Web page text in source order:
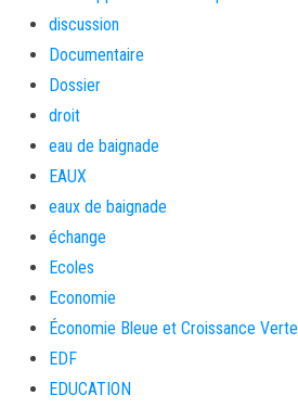
discussion
Documentaire
Dossier
droit
eau de baignade
EAUX
eaux de baignade
échange
Ecoles
Economie
Économie Bleue et Croissance Verte
EDF
EDUCATION